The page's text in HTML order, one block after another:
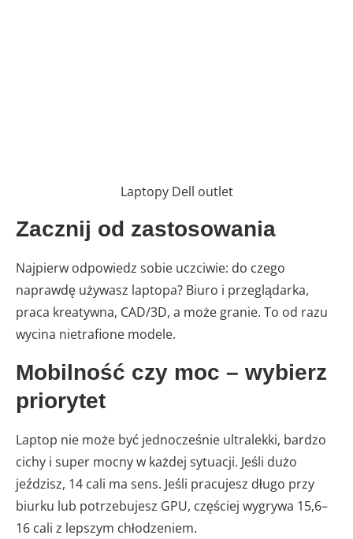
Laptopy Dell outlet
Zacznij od zastosowania
Najpierw odpowiedz sobie uczciwie: do czego
naprawdę używasz laptopa? Biuro i przeglądarka,
praca kreatywna, CAD/3D, a może granie. To od razu
wycina nietrafione modele.
Mobilność czy moc – wybierz
priorytet
Laptop nie może być jednocześnie ultralekki, bardzo
cichy i super mocny w każdej sytuacji. Jeśli dużo
jeździsz, 14 cali ma sens. Jeśli pracujesz długo przy
biurku lub potrzebujesz GPU, częściej wygrywa 15,6–
16 cali z lepszym chłodzeniem.